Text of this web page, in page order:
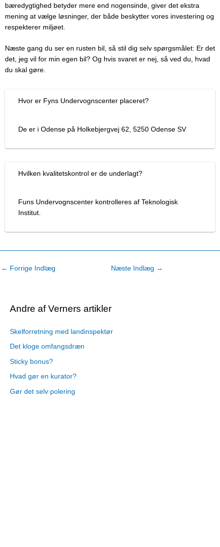
bæredygtighed betyder mere end nogensinde, giver det ekstra
mening at vælge løsninger, der både beskytter vores investering og
respekterer miljøet.
Næste gang du ser en rusten bil, så stil dig selv spørgsmålet: Er det
det, jeg vil for min egen bil? Og hvis svaret er nej, så ved du, hvad
du skal gøre.
Hvor er Fyns Undervognscenter placeret?
De er i Odense på Holkebjergvej 62, 5250 Odense SV
Hvilken kvalitetskontrol er de underlagt?
Funs Undervognscenter kontrolleres af Teknologisk
Institut.
← Forrige Indlæg Næste Indlæg →
Andre af Verners artikler
Skelforretning med landinspektør
Det kloge omfangsdræn
Sticky bonus?
Hvad gør en kurator?
Gør det selv polering